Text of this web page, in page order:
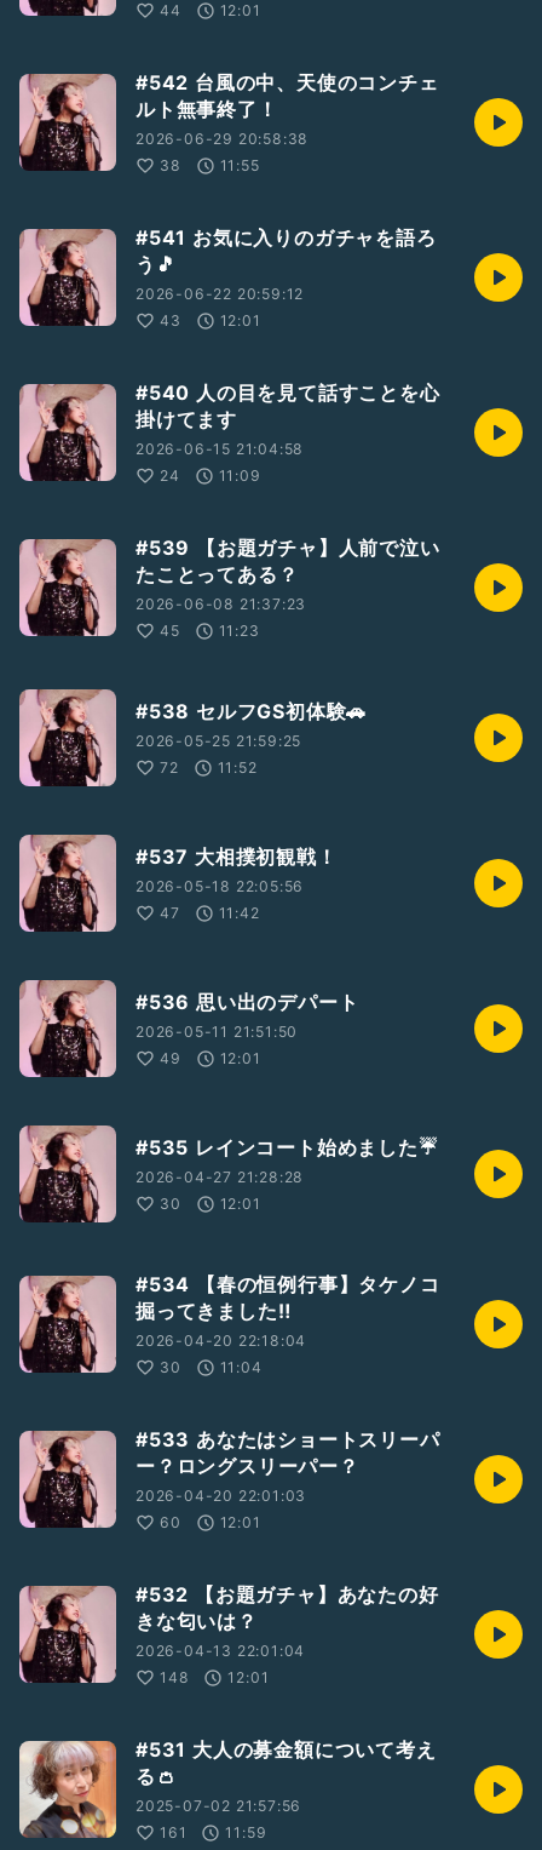
44
12:01
#542 台風の中、天使のコンチェ
ルト無事終了！
2026-06-29 20:58:38
38
11:55
#541 お気に入りのガチャを語ろ
う🎵
2026-06-22 20:59:12
43
12:01
#540 人の目を見て話すことを心
掛けてます
2026-06-15 21:04:58
24
11:09
#539 【お題ガチャ】人前で泣い
たことってある？
2026-06-08 21:37:23
45
11:23
#538 セルフGS初体験🚗
2026-05-25 21:59:25
72
11:52
#537 大相撲初観戦！
2026-05-18 22:05:56
47
11:42
#536 思い出のデパート
2026-05-11 21:51:50
49
12:01
#535 レインコート始めました☔️
2026-04-27 21:28:28
30
12:01
#534 【春の恒例行事】タケノコ
掘ってきました‼️
2026-04-20 22:18:04
30
11:04
#533 あなたはショートスリーパ
ー？ロングスリーパー？
2026-04-20 22:01:03
60
12:01
#532 【お題ガチャ】あなたの好
きな匂いは？
2026-04-13 22:01:04
148
12:01
#531 大人の募金額について考え
る👛
2025-07-02 21:57:56
161
11:59